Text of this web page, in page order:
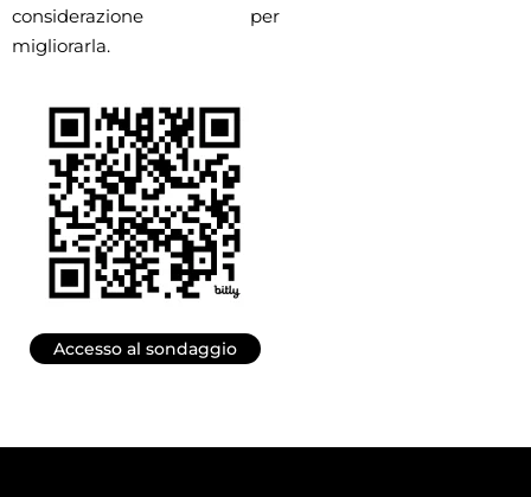
considerazione per
migliorarla.
Accesso al sondaggio